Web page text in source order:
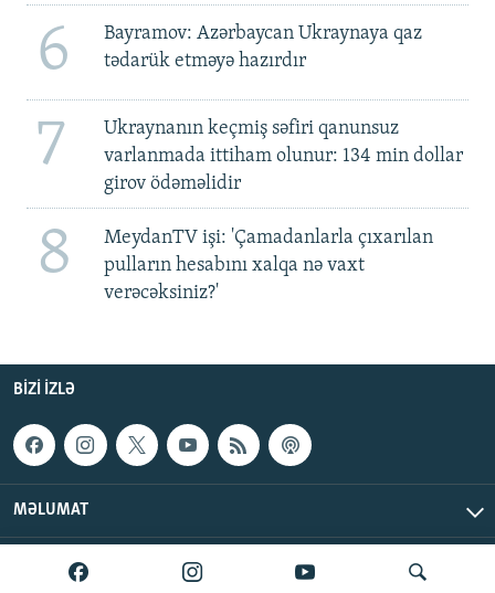
6
Bayramov: Azərbaycan Ukraynaya qaz
tədarük etməyə hazırdır
7
Ukraynanın keçmiş səfiri qanunsuz
varlanmada ittiham olunur: 134 min dollar
girov ödəməlidir
8
MeydanTV işi: 'Çamadanlarla çıxarılan
pulların hesabını xalqa nə vaxt
verəcəksiniz?'
BIZI IZLƏ
MƏLUMAT
AzadlıqRadiosu © 2026 Inc. | Bütün hüquqlar qorunur